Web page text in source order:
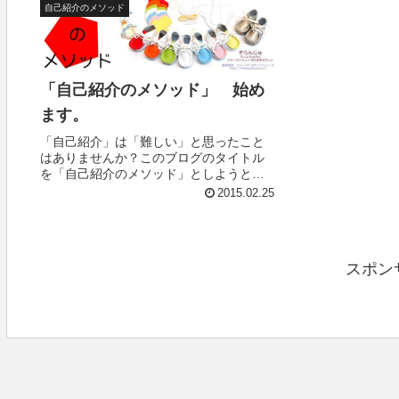
自己紹介のメソッド
「自己紹介のメソッド」 始め
ます。
「自己紹介」は「難しい」と思ったこと
はありませんか？このブログのタイトル
を「自己紹介のメソッド」としようと思
ったのも、私は常日頃より「自己紹介」
2015.02.25
スポン